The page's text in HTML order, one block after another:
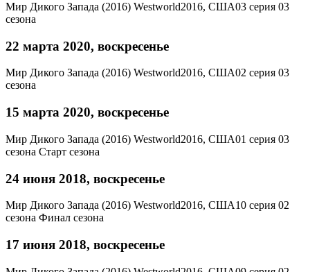
Мир Дикого Запада (2016) Westworld2016, США03 серия 03
сезона
22 марта 2020, воскресенье
Мир Дикого Запада (2016) Westworld2016, США02 серия 03
сезона
15 марта 2020, воскресенье
Мир Дикого Запада (2016) Westworld2016, США01 серия 03
сезона Старт сезона
24 июня 2018, воскресенье
Мир Дикого Запада (2016) Westworld2016, США10 серия 02
сезона Финал сезона
17 июня 2018, воскресенье